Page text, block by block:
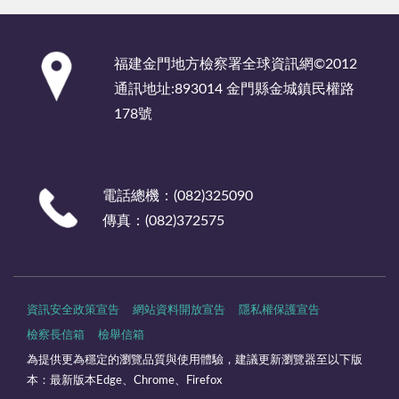
福建金門地方檢察署全球資訊網©2012
通訊地址:893014 金門縣金城鎮民權路
178號
電話總機：(082)325090
傳真：(082)372575
資訊安全政策宣告 網站資料開放宣告 隱私權保護宣告
檢察長信箱 檢舉信箱
為提供更為穩定的瀏覽品質與使用體驗，建議更新瀏覽器至以下版
本：最新版本Edge、Chrome、Firefox